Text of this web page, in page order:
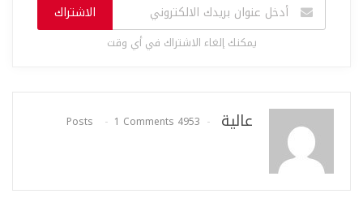
الاشتراك
يمكنك إلغاء الاشتراك في أي وقت
عالية 4953 Posts
1 Comments